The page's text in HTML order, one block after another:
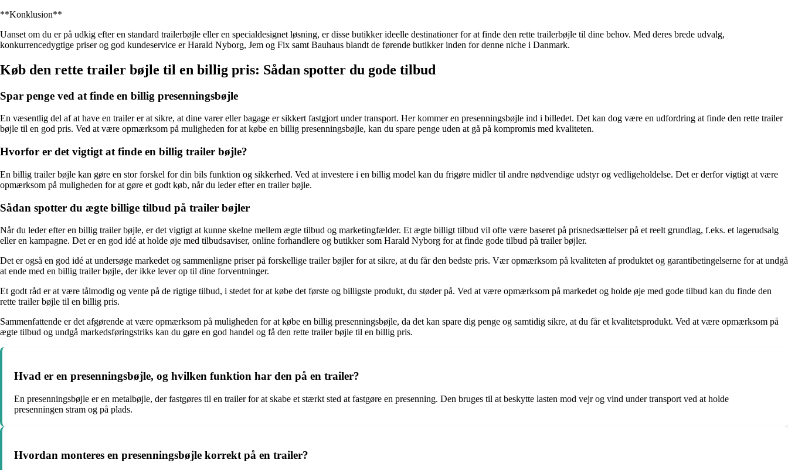
**Konklusion**
Uanset om du er på udkig efter en standard trailerbøjle eller en specialdesignet løsning, er disse butikker ideelle destinationer for at finde den rette trailerbøjle til dine behov. Med deres brede udvalg,
konkurrencedygtige priser og god kundeservice er Harald Nyborg, Jem og Fix samt Bauhaus blandt de førende butikker inden for denne niche i Danmark.
Køb den rette trailer bøjle til en billig pris: Sådan spotter du gode tilbud
Spar penge ved at finde en billig presenningsbøjle
En væsentlig del af at have en trailer er at sikre, at dine varer eller bagage er sikkert fastgjort under transport. Her kommer en presenningsbøjle ind i billedet. Det kan dog være en udfordring at finde den rette trailer
bøjle til en god pris. Ved at være opmærksom på muligheden for at købe en billig presenningsbøjle, kan du spare penge uden at gå på kompromis med kvaliteten.
Hvorfor er det vigtigt at finde en billig trailer bøjle?
En billig trailer bøjle kan gøre en stor forskel for din bils funktion og sikkerhed. Ved at investere i en billig model kan du frigøre midler til andre nødvendige udstyr og vedligeholdelse. Det er derfor vigtigt at være
opmærksom på muligheden for at gøre et godt køb, når du leder efter en trailer bøjle.
Sådan spotter du ægte billige tilbud på trailer bøjler
Når du leder efter en billig trailer bøjle, er det vigtigt at kunne skelne mellem ægte tilbud og marketingfælder. Et ægte billigt tilbud vil ofte være baseret på prisnedsættelser på et reelt grundlag, f.eks. et lagerudsalg
eller en kampagne. Det er en god idé at holde øje med tilbudsaviser, online forhandlere og butikker som Harald Nyborg for at finde gode tilbud på trailer bøjler.
Det er også en god idé at undersøge markedet og sammenligne priser på forskellige trailer bøjler for at sikre, at du får den bedste pris. Vær opmærksom på kvaliteten af produktet og garantibetingelserne for at undgå
at ende med en billig trailer bøjle, der ikke lever op til dine forventninger.
Et godt råd er at være tålmodig og vente på de rigtige tilbud, i stedet for at købe det første og billigste produkt, du støder på. Ved at være opmærksom på markedet og holde øje med gode tilbud kan du finde den
rette trailer bøjle til en billig pris.
Sammenfattende er det afgørende at være opmærksom på muligheden for at købe en billig presenningsbøjle, da det kan spare dig penge og samtidig sikre, at du får et kvalitetsprodukt. Ved at være opmærksom på
ægte tilbud og undgå markedsføringstriks kan du gøre en god handel og få den rette trailer bøjle til en billig pris.
Hvad er en presenningsbøjle, og hvilken funktion har den på en trailer?
En presenningsbøjle er en metalbøjle, der fastgøres til en trailer for at skabe et stærkt sted at fastgøre en presenning. Den bruges til at beskytte lasten mod vejr og vind under transport ved at holde
presenningen stram og på plads.
Hvordan monteres en presenningsbøjle korrekt på en trailer?